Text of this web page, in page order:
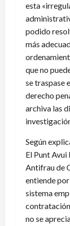
esta
podido
más
que no
se traspase
derecho
archiva las
Según
El Punt
Antifrau de
entiende
sistema
no se